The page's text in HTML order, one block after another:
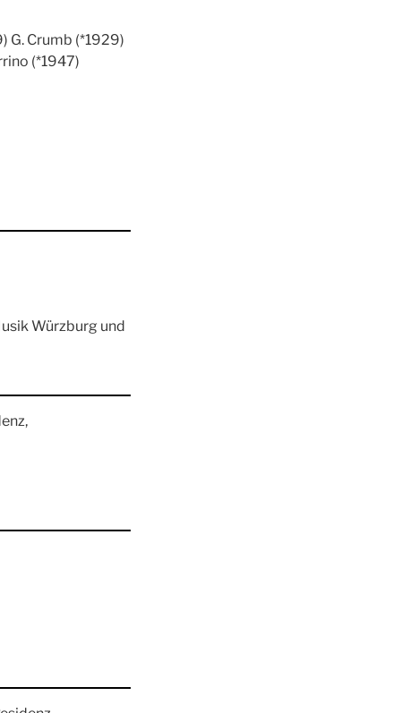
G. Crumb (*1929)
(*1947)
Würzburg und